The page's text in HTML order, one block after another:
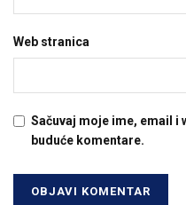
Web stranica
Sačuvaj moje ime, email i
buduće komentare.